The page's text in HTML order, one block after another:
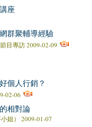
座
群聚輔導經驗
目專訪 2009-02-09
個人行銷？
02-06
相對論
姐） 2009-01-07